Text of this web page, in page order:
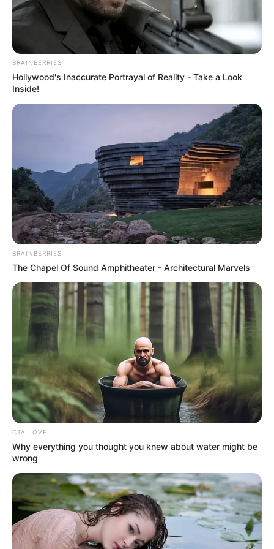
Akasha McNamara
0
BRAINBERRIES
Hollywood's Inaccurate Portrayal of Reality - Take a Look
Inside!
BRAINBERRIES
The Chapel Of Sound Amphitheater - Architectural Marvels
CTA LOVE
Why everything you thought you knew about water might be
wrong